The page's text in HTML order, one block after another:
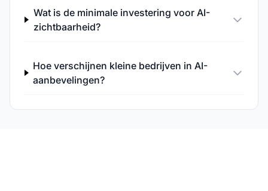
Wat is de minimale investering voor AI-
zichtbaarheid?
Hoe verschijnen kleine bedrijven in AI-
aanbevelingen?